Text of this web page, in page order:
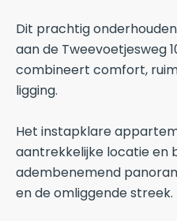
Dit prachtig
aan de Tweevoetjesweg
combineert comfort,
ligging.
Het instapklare
aantrekkelijke locatie en
adembenemend
en de omliggende streek.